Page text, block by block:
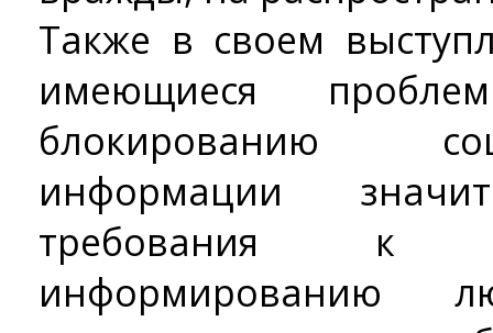
Также в своем
имеющиеся
блокированию
информации
требования к
информированию